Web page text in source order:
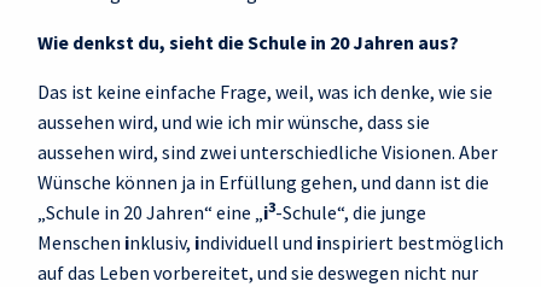
Wie denkst du, sieht die Schule in 20 Jahren aus?
Das ist keine einfache Frage, weil, was ich denke, wie sie
aussehen wird, und wie ich mir wünsche, dass sie
aussehen wird, sind zwei unterschiedliche Visionen. Aber
Wünsche können ja in Erfüllung gehen, und dann ist die
„Schule in 20 Jahren“ eine „i3-Schule“, die junge
Menschen inklusiv, individuell und inspiriert bestmöglich
auf das Leben vorbereitet, und sie deswegen nicht nur